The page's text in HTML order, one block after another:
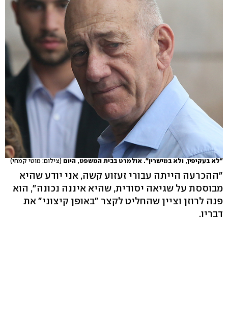
"לא בעקיפין, ולא במישרין". אולמרט בבית המשפט, היום (צילום: מוטי קמחי)
"ההכרעה הייתה עבורי זעזוע קשה, אני יודע שהיא
מבוססת על שגיאה יסודית, שהיא איננה נכונה", הוא
פנה לרוזן וציין שהחליט לקצר "באופן קיצוני" את
דבריו.